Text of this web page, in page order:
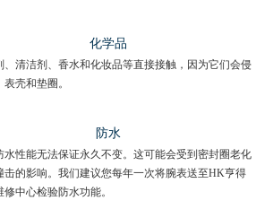
化学品
、清洁剂、香水和化妆品等直接接触，因为它们会侵
壳和垫圈。
防水
水性能无法保证永久不变。这可能会受到密封圈老化
击的影响。我们建议您每年一次将腕表送至HK亨得
修中心检验防水功能。